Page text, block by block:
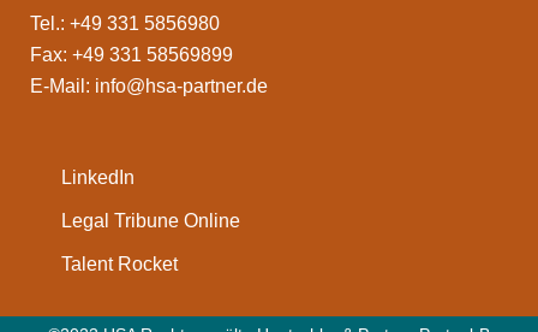
Tel.: +49 331 5856980
Fax: +49 331 58569899
E-Mail: info@hsa-partner.de
LinkedIn
Legal Tribune Online
Talent Rocket